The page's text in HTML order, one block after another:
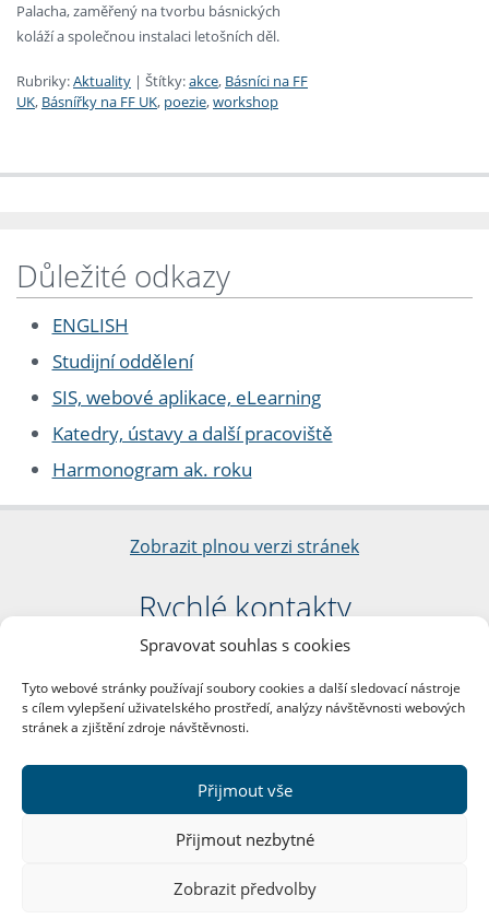
Spravovat souhlas s cookies
Tyto webové stránky používají soubory cookies a další sledovací nástroje
s cílem vylepšení uživatelského prostředí, analýzy návštěvnosti webových
stránek a zjištění zdroje návštěvnosti.
Přijmout vše
Přijmout nezbytné
Zobrazit předvolby
Palacha, zaměřený na tvorbu básnických
koláží a společnou instalaci letošních děl.
Rubriky:Aktuality | Štítky:akce, Básníci na FF
UK, Básnířky na FF UK, poezie,workshop
Důležité odkazy
ENGLISH
Studijní oddělení
SIS, webové aplikace, eLearning
Katedry, ústavy a další pracoviště
Harmonogram ak. roku
Zobrazit plnou verzi stránek
Rychlé kontakty
Filozofická fakulta
nám. Jana Palacha 1/2
116 38 Praha 1
DIČ: CZ00216208
Další kontakty